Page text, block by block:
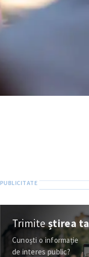
Trimiteștirea ta
Cunoști o informație
de interes public?